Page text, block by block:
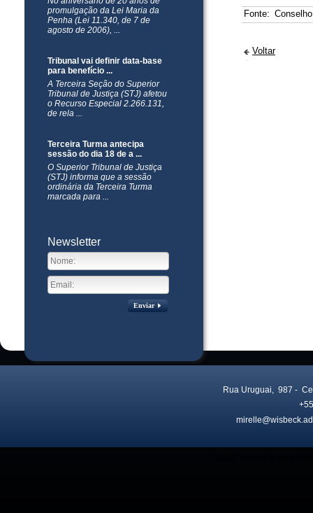
promulgação da Lei Maria da
Penha (Lei 11.340, de 7 de
agosto de 2006), ...
Tribunal vai definir data-base
para benefício ...
​A Terceira Seção do Superior
Tribunal de Justiça (STJ) afetou
o Recurso Especial 2.266.131,
de rela ...
Terceira Turma antecipa
sessão do dia 18 de a ...
​O Superior Tribunal de Justiça
(STJ) informa que a sessão
ordinária da Terceira Turma
marcada para ...
Newsletter
Enviar
Fonte:
Voltar
Rua Uruguai, 987 -